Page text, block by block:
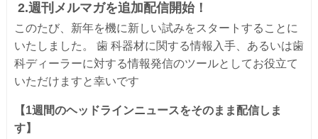
2.週刊メルマガを追加配信開始！
このたび、 新年を機に新しい試みをスタートすることに
いたしました。 歯 科器材に関する情報入手、 あるいは歯
科ディーラーに対する情報発信のツールとしてお役立て
いただけますと幸いです
【1週間のヘッドラインニュースをそのまま配信しま
す】